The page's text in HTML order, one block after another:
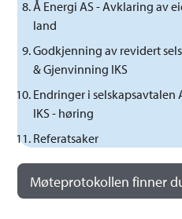
Å Energi AS - Avklaring av
land
Godkjenning av revidert
& Gjenvinning IKS
Endringer i
IKS - høring
Referatsaker
Møteprotokollen finner